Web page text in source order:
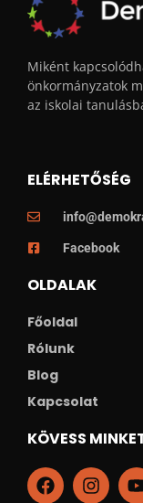
Miként
önkormányzatok
az iskolai
ELÉRHETŐSÉG
Facebook
OLDALAK
Főoldal
Rólunk
Blog
Kapcsolat
KÖVESS